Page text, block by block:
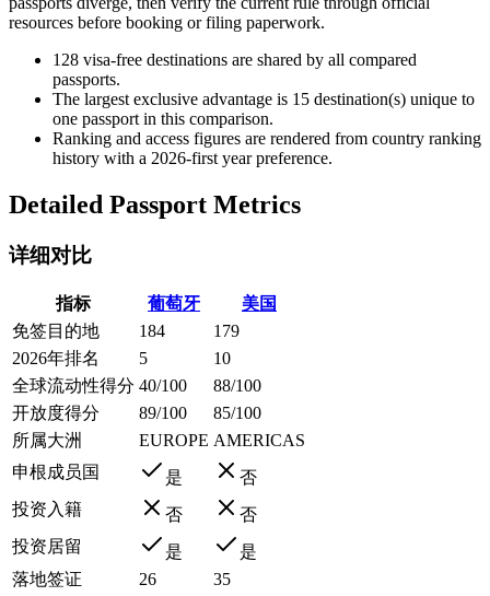
resources before booking or filing paperwork.
128 visa-free destinations are shared by all compared
passports.
The largest exclusive advantage is 15 destination(s) unique to
one passport in this comparison.
Ranking and access figures are rendered from country ranking
history with a 2026-first year preference.
Detailed Passport Metrics
详细对比
指标 葡萄牙
美国
免签目的地
184
179
2026年排名
5
10
全球流动性得分 40/100
88/100
开放度得分
89/100
85/100
所属大洲
EUROPE AMERICAS
申根成员国
是
否
投资入籍
否
否
投资居留
是
是
落地签证
26
35